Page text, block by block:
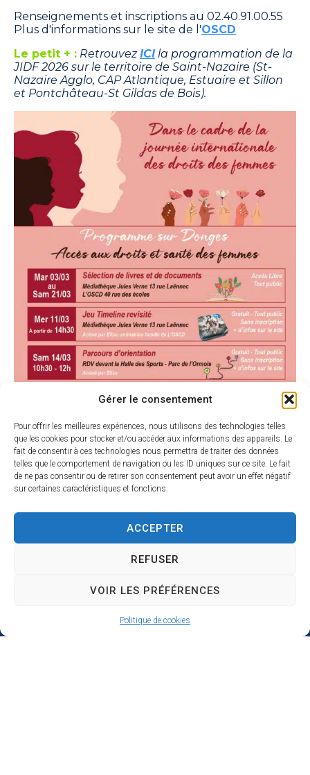
Gérer le consentement
Pour offrir les meilleures expériences, nous utilisons des technologies telles
que les cookies pour stocker et/ou accéder aux informations des appareils. Le
fait de consentir à ces technologies nous permettra de traiter des données
telles que le comportement de navigation ou les ID uniques sur ce site. Le fait
de ne pas consentir ou de retirer son consentement peut avoir un effet négatif
sur certaines caractéristiques et fonctions.
ACCEPTER
REFUSER
VOIR LES PRÉFÉRENCES
Politique de cookies
Renseignements et inscriptions au 02.40.91.00.55
Plus d'informations sur le site de l'OSCD
Le petit + : RetrouvezICIla programmation de la
JIDF 2026 sur le territoire de Saint-Nazaire (St-
Nazaire Agglo, CAP Atlantique, Estuaire et Sillon
et Pontchâteau-St Gildas de Bois).